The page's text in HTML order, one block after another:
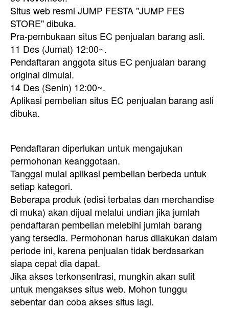
Situs web resmi JUMP FESTA "JUMP FES
STORE" dibuka.
Pra-pembukaan situs EC penjualan barang asli.
11 Des (Jumat) 12:00~.
Pendaftaran anggota situs EC penjualan barang
original dimulai.
14 Des (Senin) 12:00~.
Aplikasi pembelian situs EC penjualan barang asli
dibuka.
Pendaftaran diperlukan untuk mengajukan
permohonan keanggotaan.
Tanggal mulai aplikasi pembelian berbeda untuk
setiap kategori.
Beberapa produk (edisi terbatas dan merchandise
di muka) akan dijual melalui undian jika jumlah
pendaftaran pembelian melebihi jumlah barang
yang tersedia. Permohonan harus dilakukan dalam
periode ini, karena penjualan tidak berdasarkan
siapa cepat dia dapat.
Jika akses terkonsentrasi, mungkin akan sulit
untuk mengakses situs web. Mohon tunggu
sebentar dan coba akses situs lagi.